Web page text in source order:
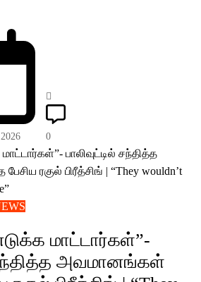
0
மாட்டார்கள்”-
சந்தித்த அவமானங்கள்